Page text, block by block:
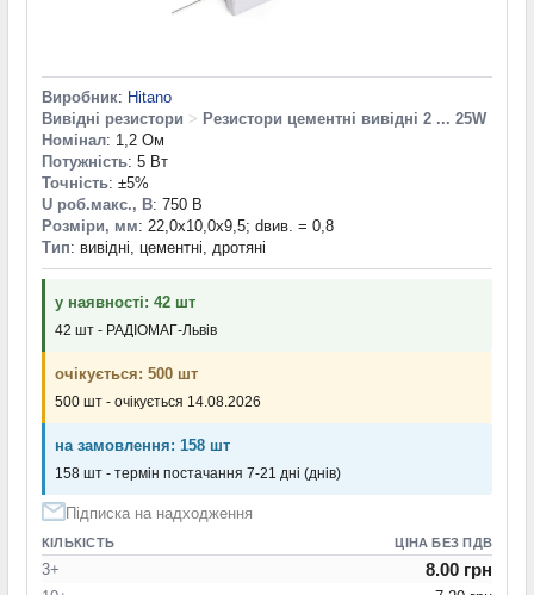
Виробник: Hitano
Вивідні резистори > Резистори цементні вивідні 2 ... 25W
Номінал: 1,2 Ом
Потужність: 5 Вт
Точність: ±5%
U роб.макс., В: 750 В
Розміри, мм: 22,0x10,0x9,5; dвив. = 0,8
Тип: вивідні, цементні, дротяні
у наявності: 42 шт
42 шт - РАДІОМАГ-Львів
очікується: 500 шт
500 шт - очікується 14.08.2026
на замовлення: 158 шт
158 шт - термін постачання 7-21 дні (днів)
Підписка на надходження
КІЛЬКІСТЬ ЦІНА БЕЗ ПДВ
3+ 8.00 грн